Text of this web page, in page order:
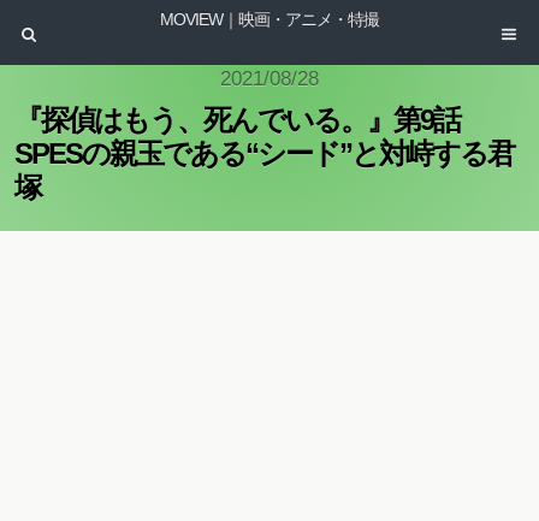
MOVIEW｜映画・アニメ・特撮
2021/08/28
『探偵はもう、死んでいる。』第9話
SPESの親玉である“シード”と対峙する君
塚